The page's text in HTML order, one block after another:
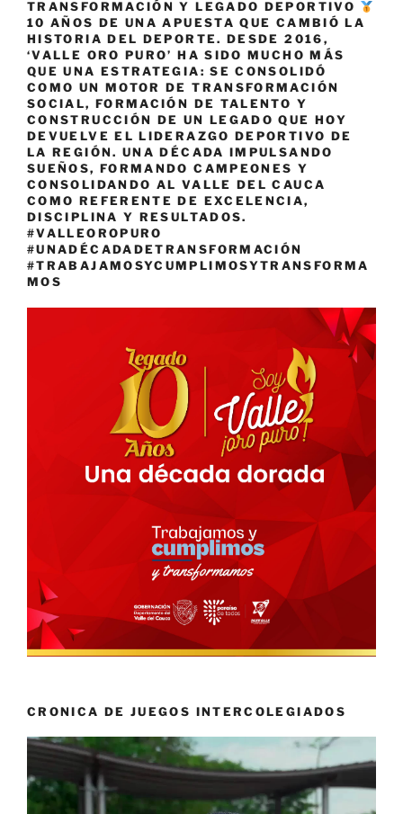
TRANSFORMACIÓN Y LEGADO DEPORTIVO
10 AÑOS DE UNA APUESTA QUE CAMBIÓ LA
HISTORIA DEL DEPORTE. DESDE 2016,
‘VALLE ORO PURO’ HA SIDO MUCHO MÁS
QUE UNA ESTRATEGIA: SE CONSOLIDÓ
COMO UN MOTOR DE TRANSFORMACIÓN
SOCIAL, FORMACIÓN DE TALENTO Y
CONSTRUCCIÓN DE UN LEGADO QUE HOY
DEVUELVE EL LIDERAZGO DEPORTIVO DE
LA REGIÓN. UNA DÉCADA IMPULSANDO
SUEÑOS, FORMANDO CAMPEONES Y
CONSOLIDANDO AL VALLE DEL CAUCA
COMO REFERENTE DE EXCELENCIA,
DISCIPLINA Y RESULTADOS.
#VALLEOROPURO
#UNADÉCADADETRANSFORMACIÓN
#TRABAJAMOSYCUMPLIMOSYTRANSFORMA
MOS
CRONICA DE JUEGOS INTERCOLEGIADOS
Reproductor
vídeo